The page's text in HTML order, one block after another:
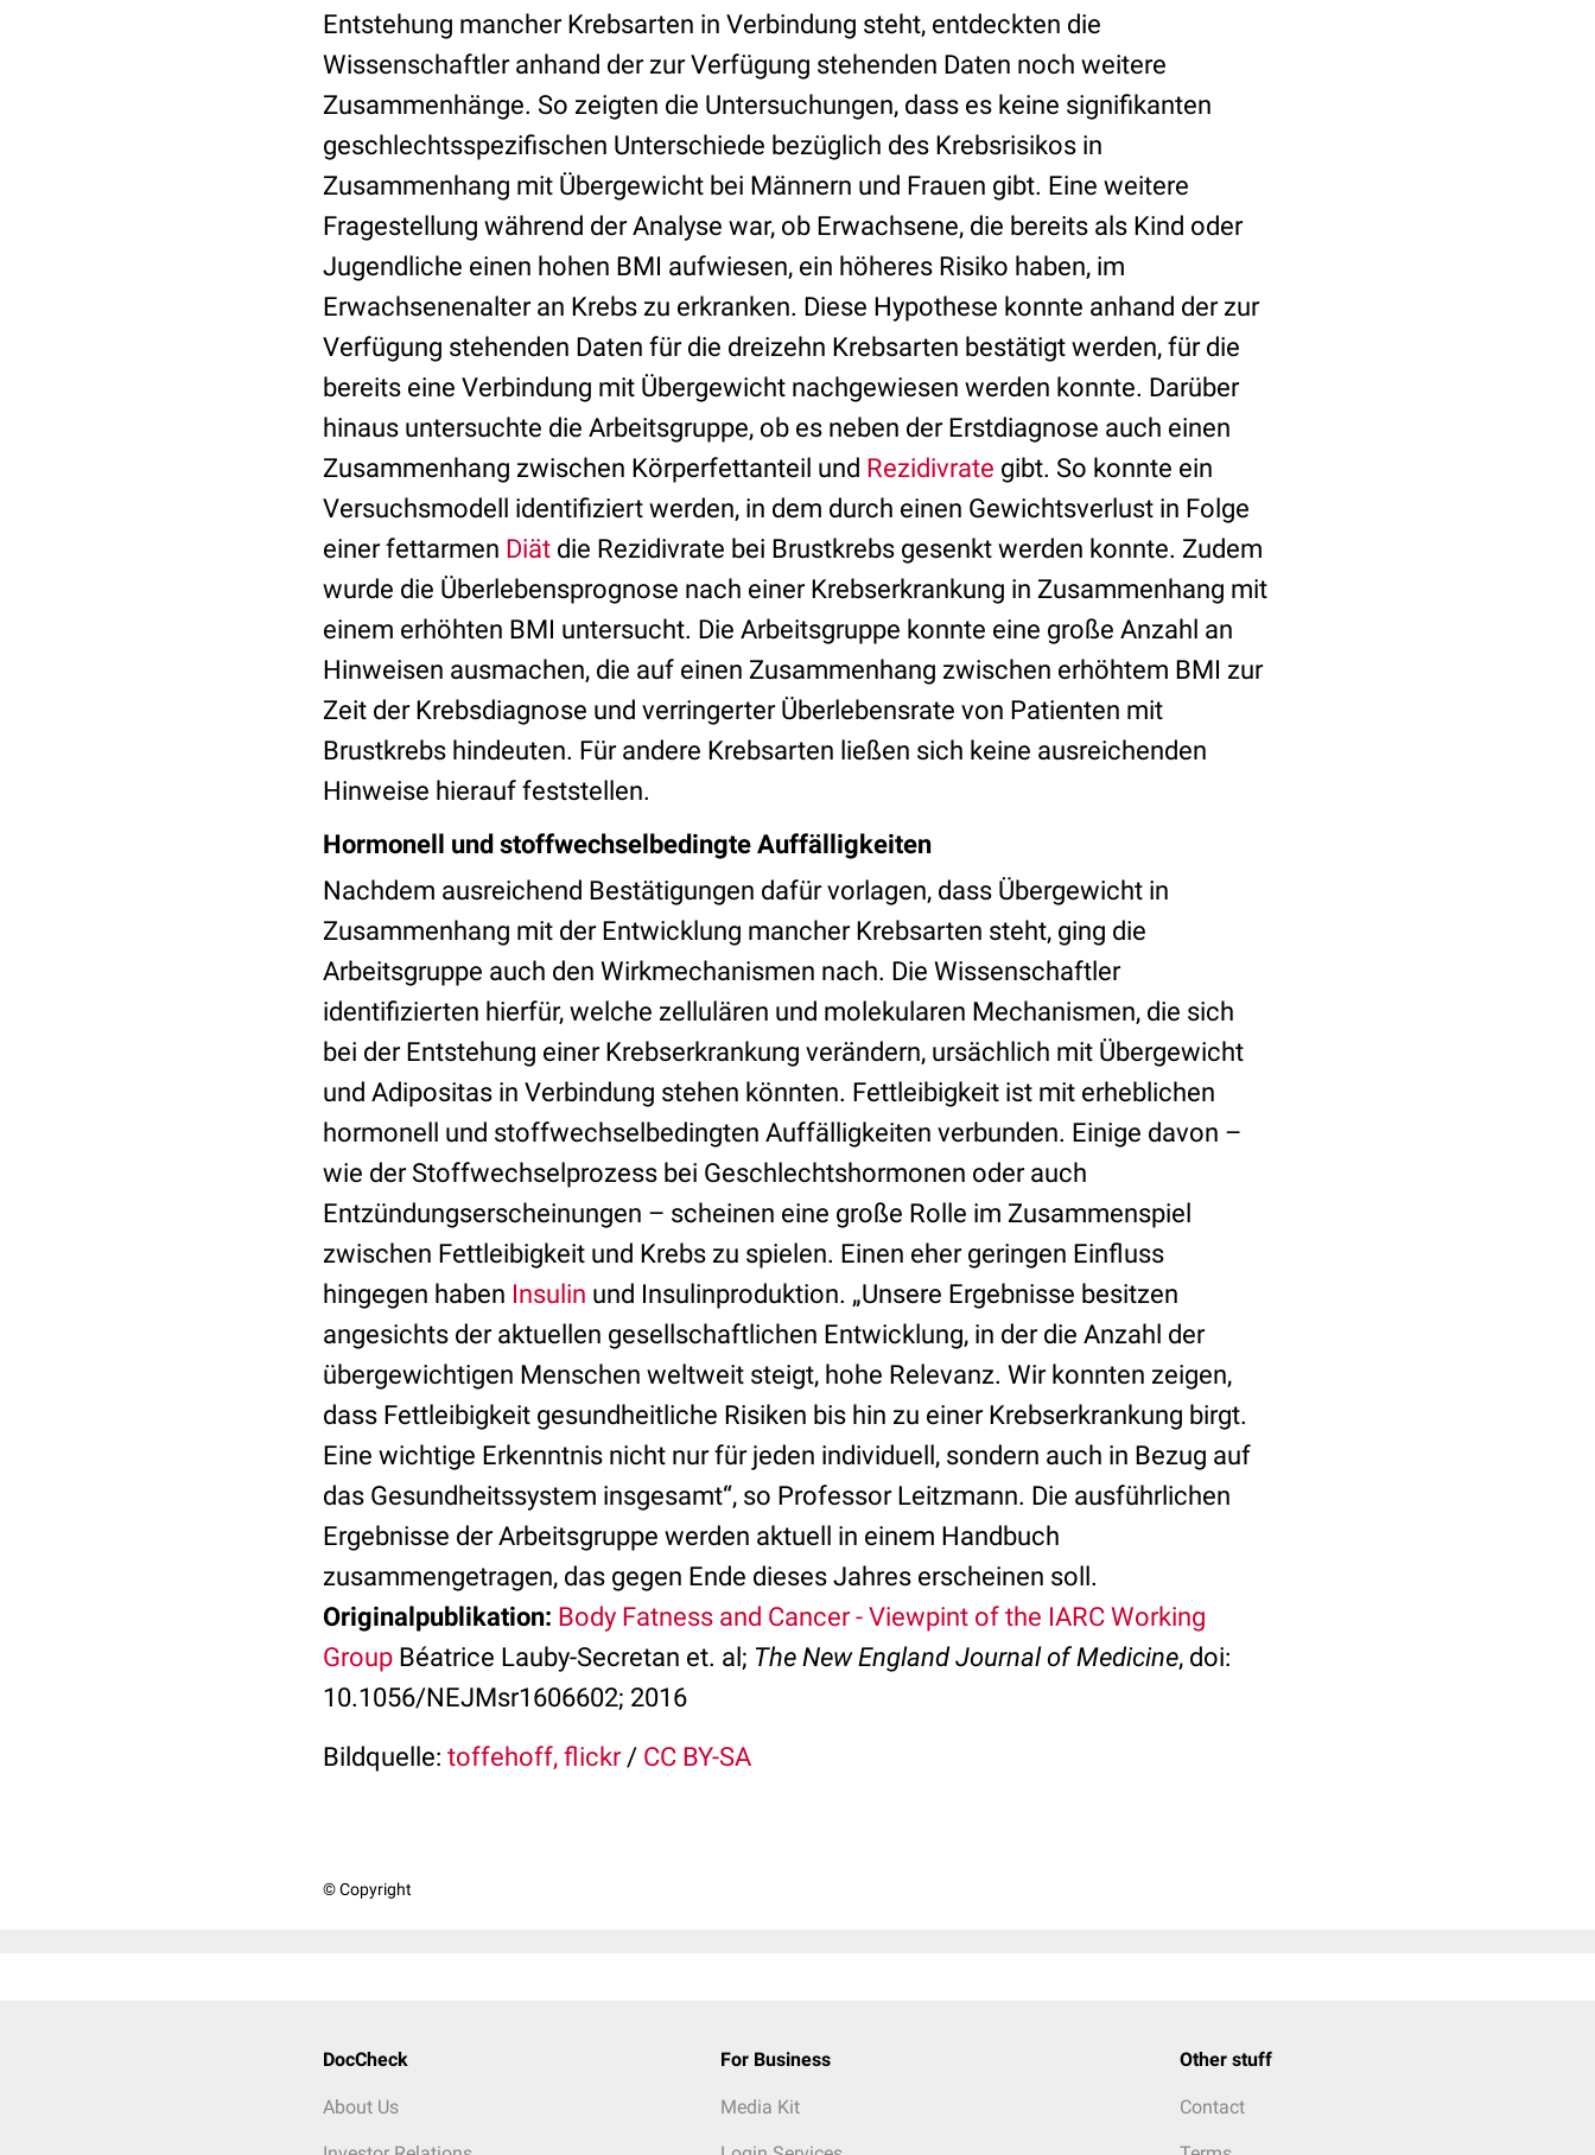
Entstehung mancher Krebsarten in Verbindung steht, entdeckten die
Wissenschaftler anhand der zur Verfügung stehenden Daten noch weitere
Zusammenhänge. So zeigten die Untersuchungen, dass es keine signifikanten
geschlechtsspezifischen Unterschiede bezüglich des Krebsrisikos in
Zusammenhang mit Übergewicht bei Männern und Frauen gibt. Eine weitere
Fragestellung während der Analyse war, ob Erwachsene, die bereits als Kind oder
Jugendliche einen hohen BMI aufwiesen, ein höheres Risiko haben, im
Erwachsenenalter an Krebs zu erkranken. Diese Hypothese konnte anhand der zur
Verfügung stehenden Daten für die dreizehn Krebsarten bestätigt werden, für die
bereits eine Verbindung mit Übergewicht nachgewiesen werden konnte. Darüber
hinaus untersuchte die Arbeitsgruppe, ob es neben der Erstdiagnose auch einen
Zusammenhang zwischen Körperfettanteil und Rezidivrate gibt. So konnte ein
Versuchsmodell identifiziert werden, in dem durch einen Gewichtsverlust in Folge
einer fettarmen Diät die Rezidivrate bei Brustkrebs gesenkt werden konnte. Zudem
wurde die Überlebensprognose nach einer Krebserkrankung in Zusammenhang mit
einem erhöhten BMI untersucht. Die Arbeitsgruppe konnte eine große Anzahl an
Hinweisen ausmachen, die auf einen Zusammenhang zwischen erhöhtem BMI zur
Zeit der Krebsdiagnose und verringerter Überlebensrate von Patienten mit
Brustkrebs hindeuten. Für andere Krebsarten ließen sich keine ausreichenden
Hinweise hierauf feststellen.
Hormonell und stoffwechselbedingte Auffälligkeiten
Nachdem ausreichend Bestätigungen dafür vorlagen, dass Übergewicht in
Zusammenhang mit der Entwicklung mancher Krebsarten steht, ging die
Arbeitsgruppe auch den Wirkmechanismen nach. Die Wissenschaftler
identifizierten hierfür, welche zellulären und molekularen Mechanismen, die sich
bei der Entstehung einer Krebserkrankung verändern, ursächlich mit Übergewicht
und Adipositas in Verbindung stehen könnten. Fettleibigkeit ist mit erheblichen
hormonell und stoffwechselbedingten Auffälligkeiten verbunden. Einige davon –
wie der Stoffwechselprozess bei Geschlechtshormonen oder auch
Entzündungserscheinungen – scheinen eine große Rolle im Zusammenspiel
zwischen Fettleibigkeit und Krebs zu spielen. Einen eher geringen Einfluss
hingegen haben Insulin und Insulinproduktion. „Unsere Ergebnisse besitzen
angesichts der aktuellen gesellschaftlichen Entwicklung, in der die Anzahl der
übergewichtigen Menschen weltweit steigt, hohe Relevanz. Wir konnten zeigen,
dass Fettleibigkeit gesundheitliche Risiken bis hin zu einer Krebserkrankung birgt.
Eine wichtige Erkenntnis nicht nur für jeden individuell, sondern auch in Bezug auf
das Gesundheitssystem insgesamt“, so Professor Leitzmann. Die ausführlichen
Ergebnisse der Arbeitsgruppe werden aktuell in einem Handbuch
zusammengetragen, das gegen Ende dieses Jahres erscheinen soll.
Originalpublikation: Body Fatness and Cancer - Viewpint of the IARC Working
Group Béatrice Lauby-Secretan et. al; The New England Journal of Medicine, doi:
10.1056/NEJMsr1606602; 2016
Bildquelle: toffehoff, flickr/ CC BY-SA
© Copyright
DocCheck
About Us
For Business
Media Kit
Other stuff
Contact